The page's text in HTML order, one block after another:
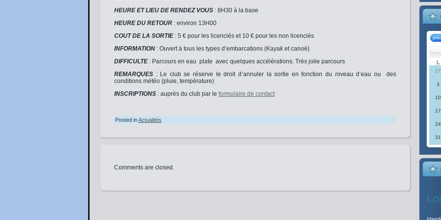
HEURE ET LIEU DE RENDEZ VOUS : 8H30 à la base
HEURE DU RETOUR : environ 13H00
COUT DE LA SORTIE: 5 € pour les licenciés et 10 € pour les non licenciés
INFORMATION : Ouvert à tous les types d’embarcations (Kayak et canoé)
DIFFICULTE : Parcours en eau plate avec quelques accélérations. Très jolie parcours
REMARQUES : Le club se réserve le droit d’annuler la sortie en fonction du niveau d’eau ou des
conditions météo (pluie, température)
INSCRIPTIONS : auprès du club par le formulaire de contact
Posted inActualités
Comments are closed.
L
27
3
10
17
24
31